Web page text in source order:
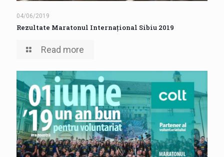
04/06/2019
Rezultate Maratonul Internațional Sibiu 2019
Read more